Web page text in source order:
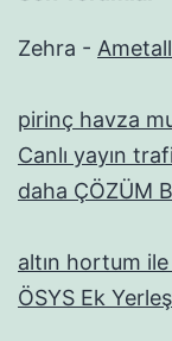
Zehra -
pirinç havza
Canlı yayın
daha ÇÖZÜM
altın hortum
ÖSYS Ek